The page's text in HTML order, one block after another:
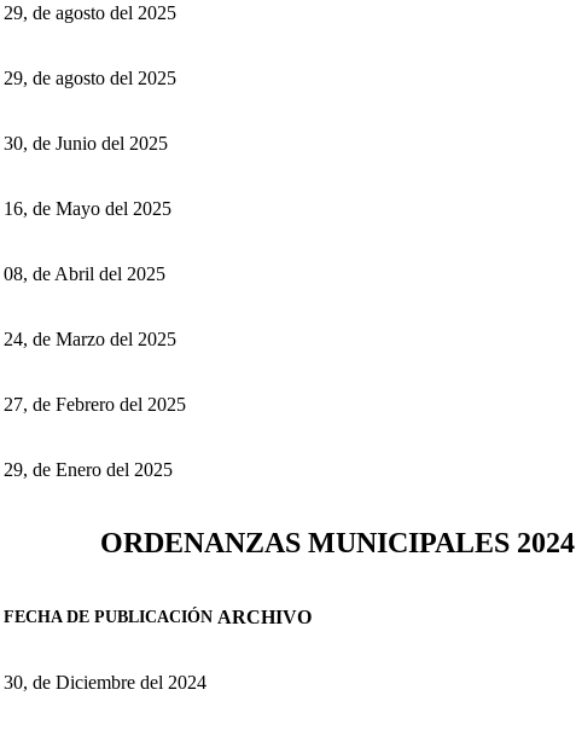
29, de agosto del 2025
29, de agosto del 2025
30, de Junio del 2025
16, de Mayo del 2025
08, de Abril del 2025
24, de Marzo del 2025
27, de Febrero del 2025
29, de Enero del 2025
ORDENANZAS MUNICIPALES 2024
FECHA DE PUBLICACIÓN ARCHIVO
30, de Diciembre del 2024